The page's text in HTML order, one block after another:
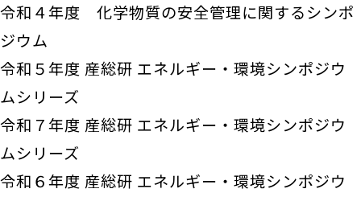
令和４年度 化学物質の安全管理に関するシンポ
ジウム
令和５年度 産総研 エネルギー・環境シンポジウ
ムシリーズ
令和７年度 産総研 エネルギー・環境シンポジウ
ムシリーズ
令和６年度 産総研 エネルギー・環境シンポジウ